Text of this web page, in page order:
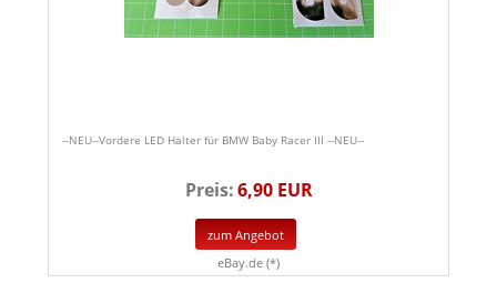
--NEU--Vordere LED Halter für BMW Baby Racer III --NEU--
Preis:6,90 EUR
zum Angebot
eBay.de (*)